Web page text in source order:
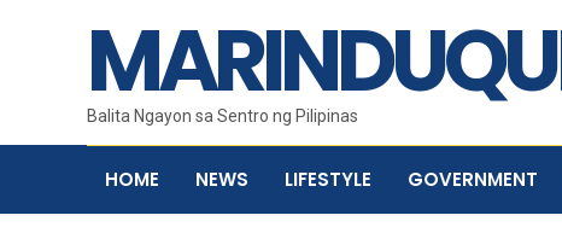
Balita Ngayon sa Sentro ng Pilipinas
HOME NEWS LIFESTYLE GOVERNMENT